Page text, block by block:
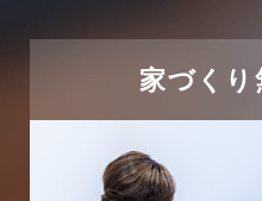
太陽光発電活用事例
市民リフォームサービス
2023年12月
2023年11月
家づくり